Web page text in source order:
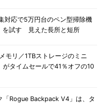
対応で5万円台のペン型掃除機
を試す 見えた長所と短所
モリ／1TBストレージのミニ
がタイムセールで41％オフの10
「Rogue Backpack V4」は、タ